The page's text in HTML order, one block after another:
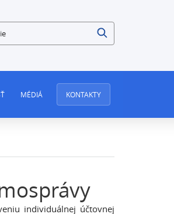
MÉDIÁ KONTAKTY
individuálnej účtovnej